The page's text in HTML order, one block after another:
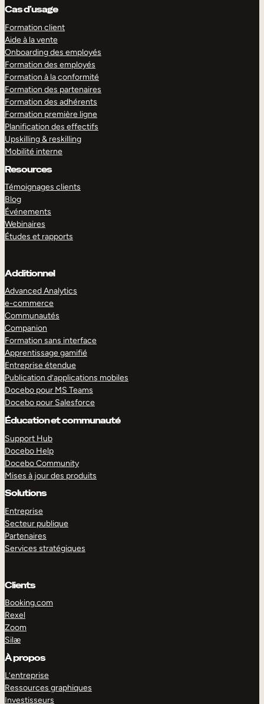
Cas d’usage
Formation client
Aide à la vente
Onboarding des employés
Formation des employés
Formation à la conformité
Formation des partenaires
Formation des adhérents
Formation première ligne
Planification des effectifs
Upskilling & reskilling
Mobilité interne
Resources
Témoignages clients
Blog
Événements
Webinaires
Études et rapports
Additionnel
Advanced Analytics
e-commerce
Communautés
Companion
Formation sans interface
Apprentissage gamifié
Entreprise étendue
Publication d’applications mobiles
Docebo pour MS Teams
Docebo pour Salesforce
Éducation et communauté
Support Hub
Docebo Help
Docebo Community
Mises à jour des produits
Solutions
Entreprise
Secteur publique
Partenaires
Services stratégiques
Clients
Booking.com
Rexel
Zoom
Silæ
À propos
L’entreprise
Ressources graphiques
Investisseurs